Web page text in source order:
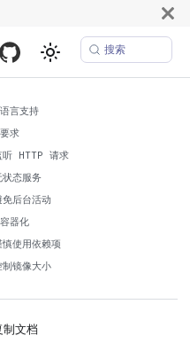
搜索
言支持
求
听 HTTP 请求
状态服务
免后台活动
器化
慎使用依赖项
制镜像大小
制文档